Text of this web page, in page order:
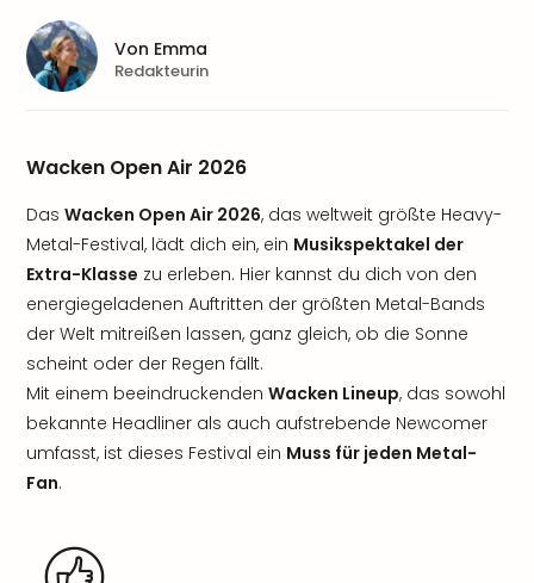
Wacken Open Air 2026
Das Wacken Open Air 2026, das weltweit größte Heavy-
Metal-Festival, lädt dich ein, ein Musikspektakel der
Extra-Klasse zu erleben. Hier kannst du dich von den
energiegeladenen Auftritten der größten Metal-Bands
der Welt mitreißen lassen, ganz gleich, ob die Sonne
scheint oder der Regen fällt.
Mit einem beeindruckenden Wacken Lineup, das sowohl
bekannte Headliner als auch aufstrebende Newcomer
umfasst, ist dieses Festival ein Muss für jeden Metal-
Fan.
Von Emma
Redakteurin